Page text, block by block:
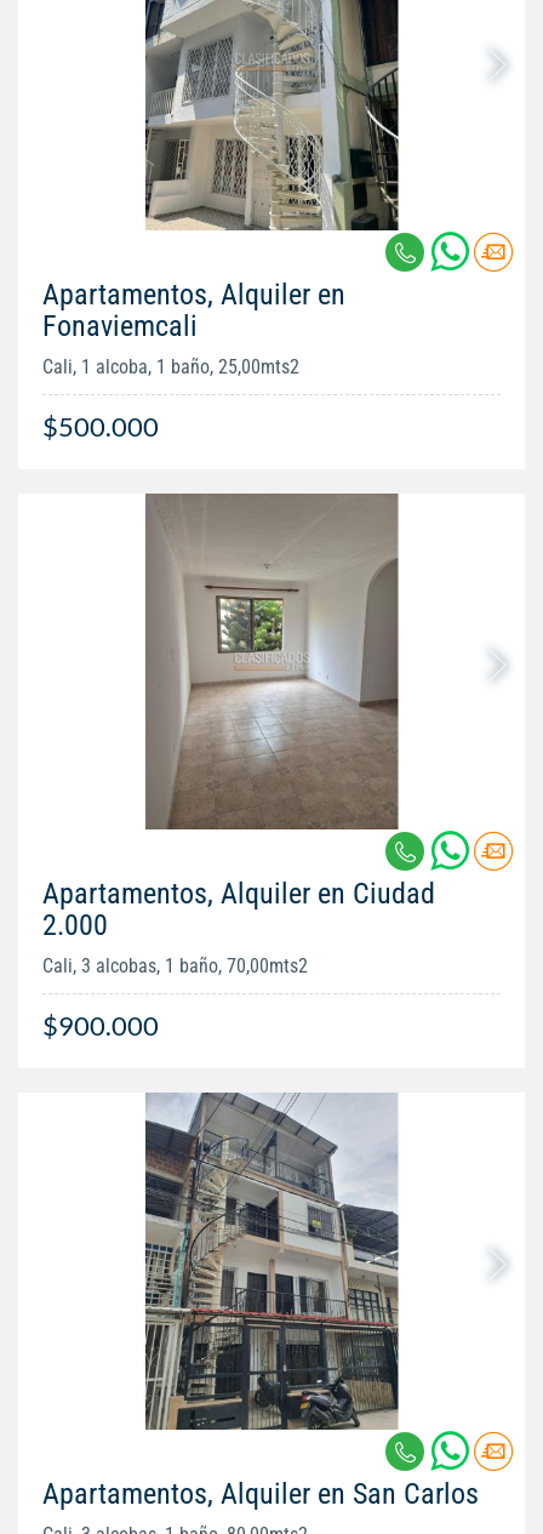
Apartamentos, Alquiler en
Fonaviemcali
Cali, 1 alcoba, 1 baño, 25,00mts2
$500.000
Apartamentos, Alquiler en Ciudad
2.000
Cali, 3 alcobas, 1 baño, 70,00mts2
$900.000
Apartamentos, Alquiler en San Carlos